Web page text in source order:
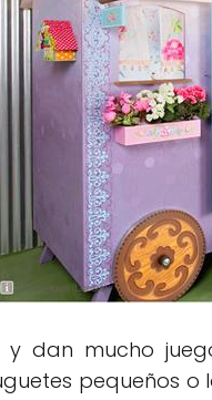
dan mucho
pequeños